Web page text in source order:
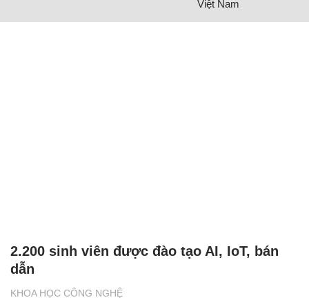
Việt Nam
KHOA HỌC CÔNG NGHỆ
2.200 sinh viên được đào tạo AI, IoT, bán
dẫn